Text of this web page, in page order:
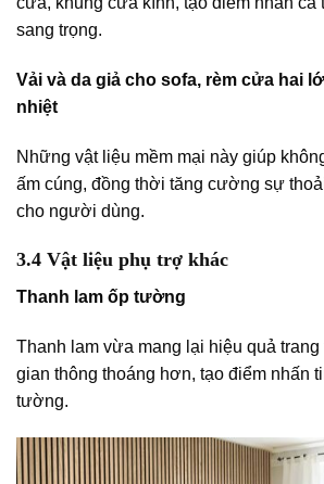
sang trọng.
Vải và da giả cho sofa, rèm cửa hai
nhiệt
Những vật liệu mềm mại này giúp
ấm cúng, đồng thời tăng cường sự
cho người dùng.
3.4 Vật liệu phụ trợ khác
Thanh lam ốp tường
Thanh lam vừa mang lại hiệu quả
gian thông thoáng hơn, tạo điểm nhấn
tường.